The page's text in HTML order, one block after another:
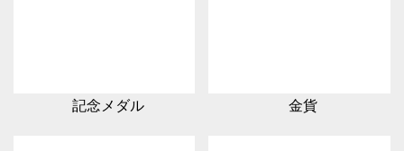
記念メダル 金貨